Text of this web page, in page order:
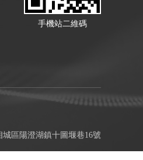
手機站二維碼
城區陽澄湖鎮十圖堰巷16號